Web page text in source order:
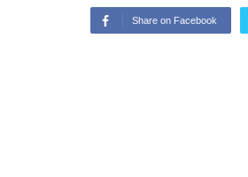
Share on Facebook